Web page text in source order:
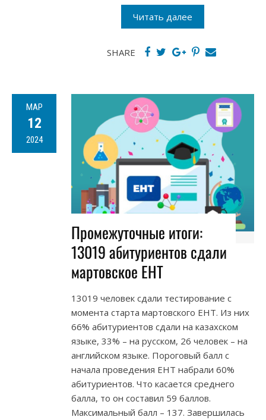
Читать далее
SHARE
МАР
12
2024
Промежуточные итоги:
13019 абитуриентов сдали
мартовское ЕНТ
13019 человек сдали тестирование с
момента старта мартовского ЕНТ. Из них
66% абитуриентов сдали на казахском
языке, 33% – на русском, 26 человек – на
английском языке. Пороговый балл с
начала проведения ЕНТ набрали 60%
абитуриентов. Что касается среднего
балла, то он составил 59 баллов.
Максимальный балл – 137. Завершилась